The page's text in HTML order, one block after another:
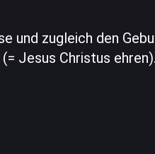
und zugleich den
Jesus Christus ehren).